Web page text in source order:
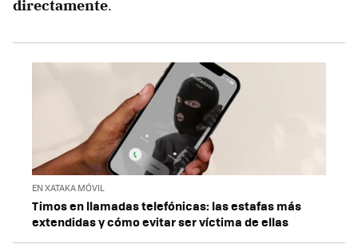
directamente.
EN XATAKA MÓVIL
Timos en llamadas telefónicas: las estafas más
extendidas y cómo evitar ser víctima de ellas